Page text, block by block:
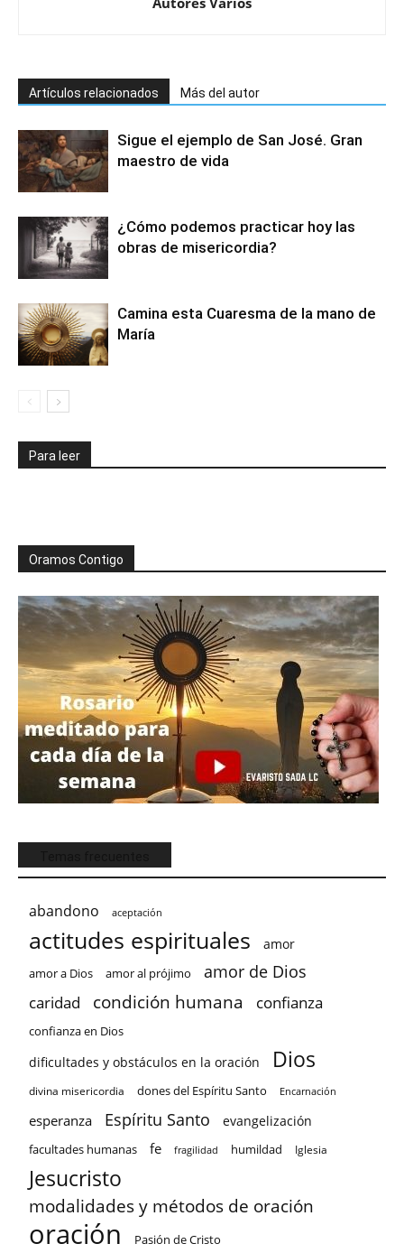
Artículos relacionados Más del autor
Sigue el ejemplo de San José. Gran
maestro de vida
¿Cómo podemos practicar hoy las
obras de misericordia?
Camina esta Cuaresma de la mano de
María
Para leer
Oramos Contigo
abandono aceptación
actitudes espirituales amor
amor a Dios amor al prójimo amor de Dios
caridad condición humana confianza
confianza en Dios
dificultades y obstáculos en la oración Dios
divina misericordia dones del Espíritu Santo Encarnación
esperanza Espíritu Santo evangelización
facultades humanas fe fragilidad humildad Iglesia
Jesucristo
modalidades y métodos de oración
oración Pasión de Cristo